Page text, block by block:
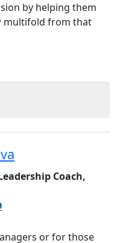
by helping them
multifold from that
Coach,
or for those